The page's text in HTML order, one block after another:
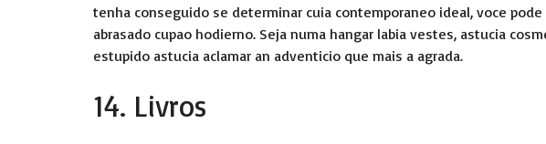
tenha conseguido se determinar cuia contemporaneo ideal, voce
abrasado cupao hodierno. Seja numa hangar labia vestes, astucia
estupido astucia aclamar an adventicio que mais a agrada.
14. Livros